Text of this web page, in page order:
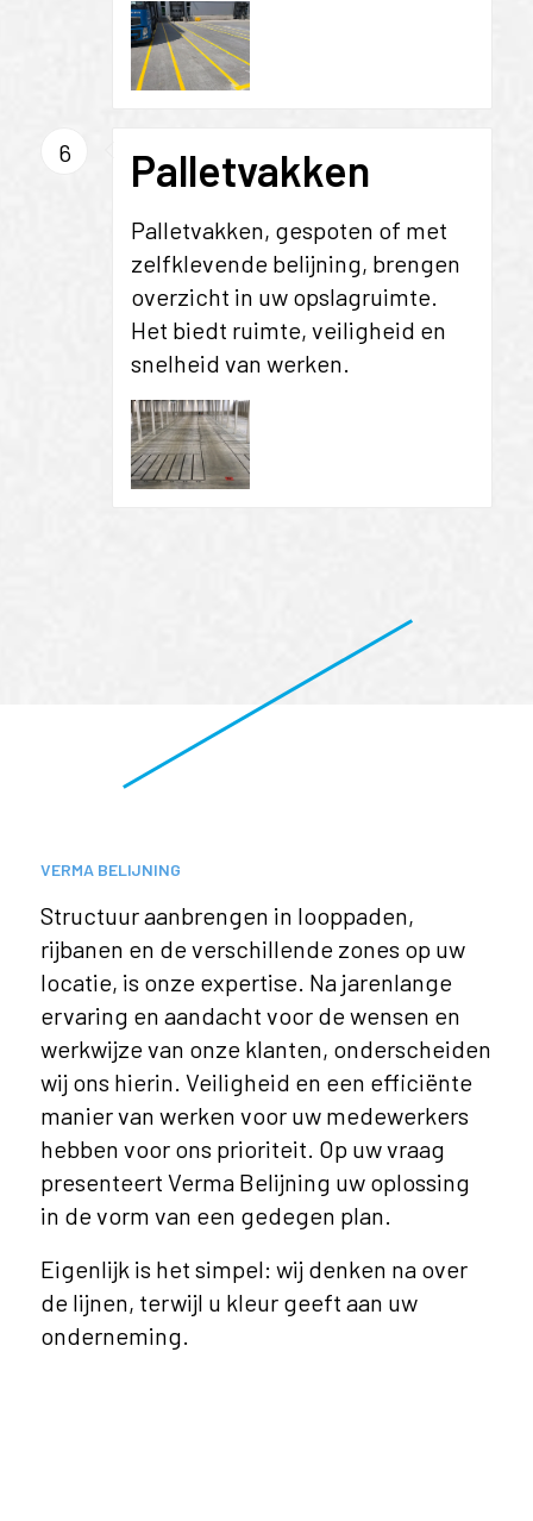
6 Palletvakken
Palletvakken, gespoten of met
zelfklevende belijning, brengen
overzicht in uw opslagruimte.
Het biedt ruimte, veiligheid en
snelheid van werken.
VERMA BELIJNING
Structuur aanbrengen in looppaden,
rijbanen en de verschillende zones op uw
locatie, is onze expertise. Na jarenlange
ervaring en aandacht voor de wensen en
werkwijze van onze klanten, onderscheiden
wij ons hierin. Veiligheid en een efficiënte
manier van werken voor uw medewerkers
hebben voor ons prioriteit. Op uw vraag
presenteert Verma Belijning uw oplossing
in de vorm van een gedegen plan.
Eigenlijk is het simpel: wij denken na over
de lijnen, terwijl u kleur geeft aan uw
onderneming.